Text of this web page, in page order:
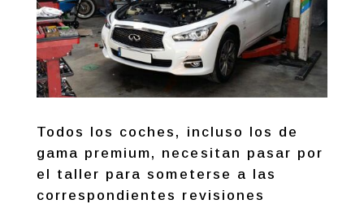
Todos los coches, incluso los de
gama premium, necesitan pasar por
el taller para someterse a las
correspondientes revisiones